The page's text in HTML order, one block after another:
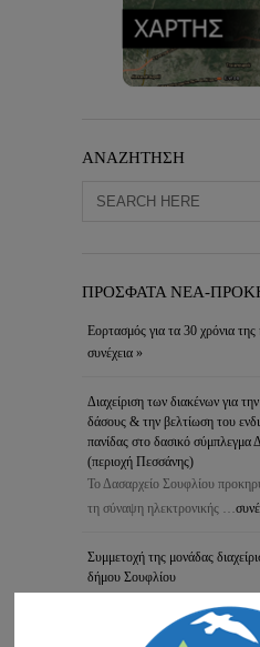
ΑΝΑΖΗΤΗΣΗ
ΠΡΟΣΦΑΤΑ ΝΕΑ-
Εορτασμός για τα 30 χρόνια
συνέχεια »
Διαχείριση των διακένων για
δάσους & την βελτίωση του
πανίδας στο δασικό σύμπλεγμα
(περιοχή Πεσσάνης)
Το Δασαρχείο Σουφλίου
τη σύναψη ηλεκτρονικής …
Συμμετοχή της μονάδας
δήμου Σουφλίου
Δαδιάς και Προστατευόμενων …